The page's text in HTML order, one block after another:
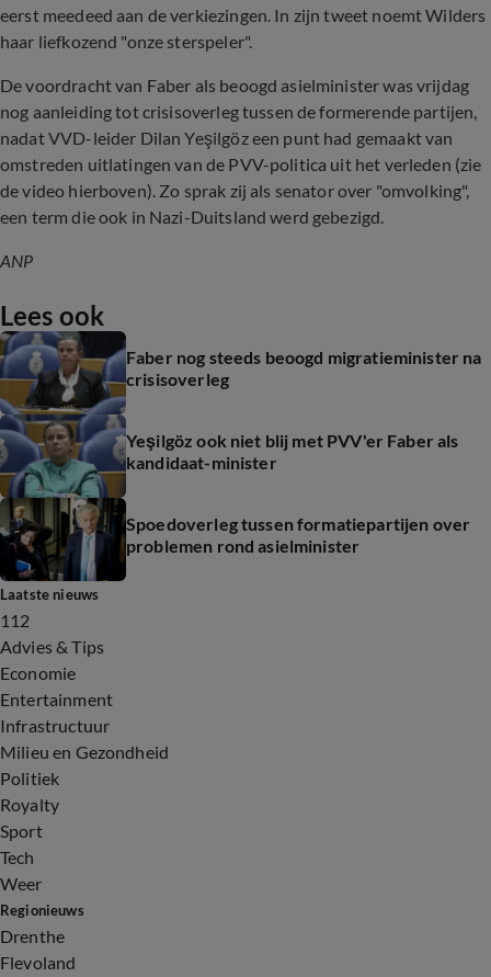
eerst meedeed aan de verkiezingen. In zijn tweet noemt Wilders
haar liefkozend "onze sterspeler".
De voordracht van Faber als beoogd asielminister was vrijdag
nog aanleiding tot crisisoverleg tussen de formerende partijen,
nadat VVD-leider Dilan Yeşilgöz een punt had gemaakt van
omstreden uitlatingen van de PVV-politica uit het verleden (zie
de video hierboven). Zo sprak zij als senator over "omvolking",
een term die ook in Nazi-Duitsland werd gebezigd.
ANP
Lees ook
Faber nog steeds beoogd migratieminister na
crisisoverleg
Yeşilgöz ook niet blij met PVV'er Faber als
kandidaat-minister
Spoedoverleg tussen formatiepartijen over
problemen rond asielminister
Laatste nieuws
112
Advies & Tips
Economie
Entertainment
Infrastructuur
Milieu en Gezondheid
Politiek
Royalty
Sport
Tech
Weer
Regionieuws
Drenthe
Flevoland